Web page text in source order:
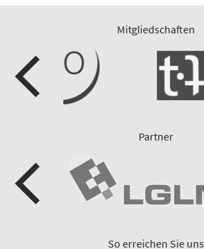
Mitgliedschaften
Partner
So erreichen Sie uns